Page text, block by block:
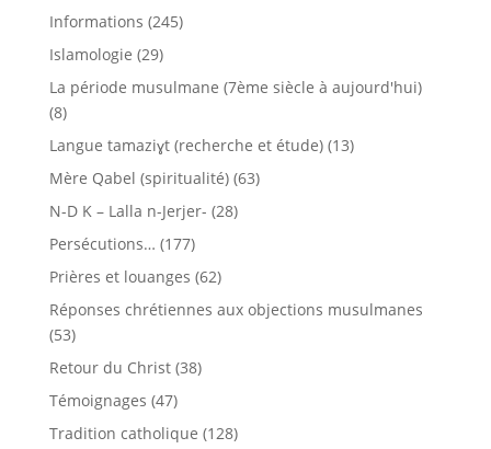
Informations (245)
Islamologie (29)
La période musulmane (7ème siècle à aujourd'hui)
(8)
Langue tamaziɣt (recherche et étude)(13)
Mère Qabel (spiritualité)(63)
N-D K – Lalla n-Jerjer- (28)
Persécutions… (177)
Prières et louanges (62)
Réponses chrétiennes aux objections musulmanes
(53)
Retour du Christ(38)
Témoignages (47)
Tradition catholique (128)